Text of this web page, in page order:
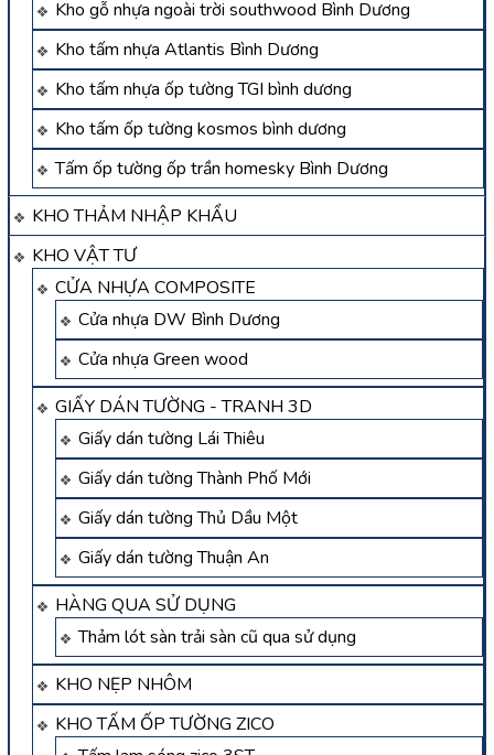
Kho gỗ nhựa ngoài trời southwood Bình Dương
Kho tấm nhựa Atlantis Bình Dương
Kho tấm nhựa ốp tường TGI bình dương
Kho tấm ốp tường kosmos bình dương
Tấm ốp tường ốp trần homesky Bình Dương
KHO THẢM NHẬP KHẨU
KHO VẬT TƯ
CỬA NHỰA COMPOSITE
Cửa nhựa DW Bình Dương
Cửa nhựa Green wood
GIẤY DÁN TƯỜNG - TRANH 3D
Giấy dán tường Lái Thiêu
Giấy dán tường Thành Phố Mới
Giấy dán tường Thủ Dầu Một
Giấy dán tường Thuận An
HÀNG QUA SỬ DỤNG
Thảm lót sàn trải sàn cũ qua sử dụng
KHO NẸP NHÔM
KHO TẤM ỐP TƯỜNG ZICO